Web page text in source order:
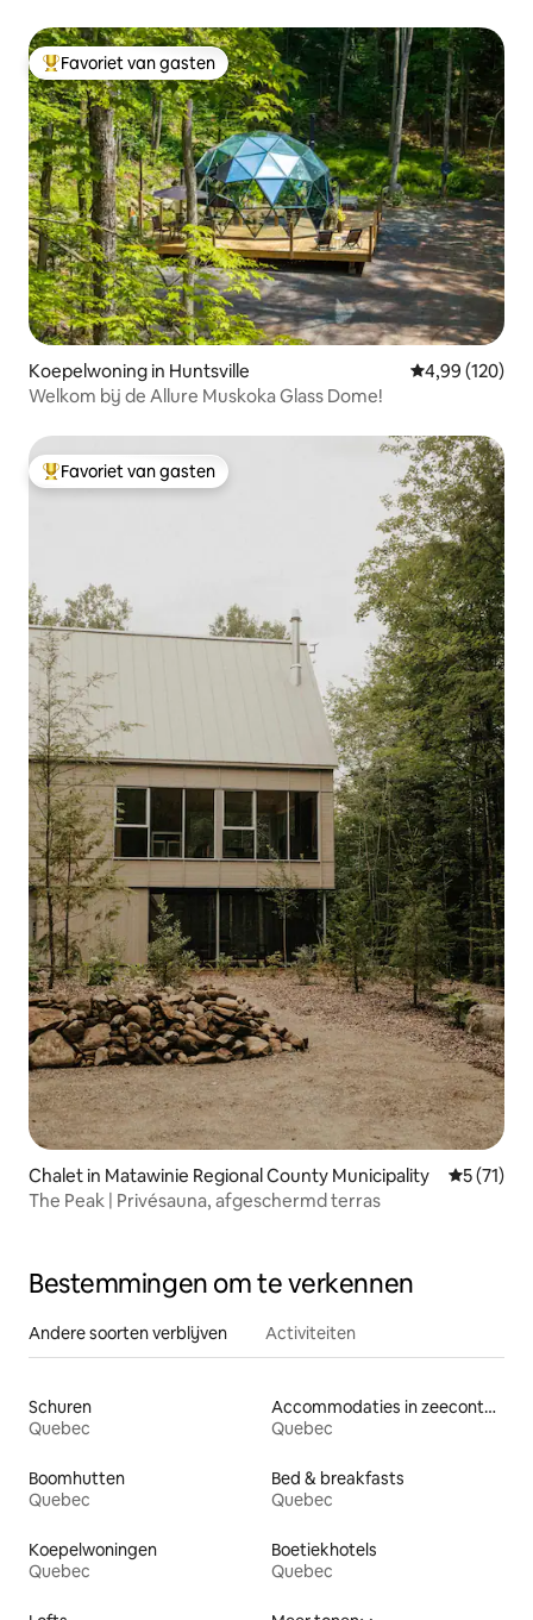
Topfavoriet van gasten
Favoriet van gasten
Koepelwoning in Huntsville Gemiddelde
4,99 (120)
Welkom bij de Allure Muskoka Glass Dome!
Topfavoriet van gasten
Favoriet van gasten
Chalet in Matawinie Regional County Municipality
5 (71)
The Peak | Privésauna, afgeschermd terras
Bestemmingen om te verkennen
Andere soorten verblijven Activiteiten
Schuren
Quebec
Accommodaties in zeecontainers
Quebec
Boomhutten
Quebec
Bed & breakfasts
Quebec
Koepelwoningen
Quebec
Boetiekhotels
Quebec